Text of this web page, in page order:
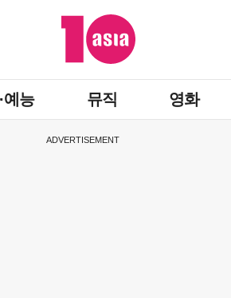
예능 뮤직 영화
ADVERTISEMENT